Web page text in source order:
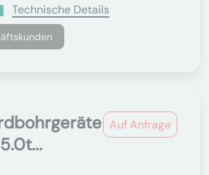
Technische Details
Auf Anfrage